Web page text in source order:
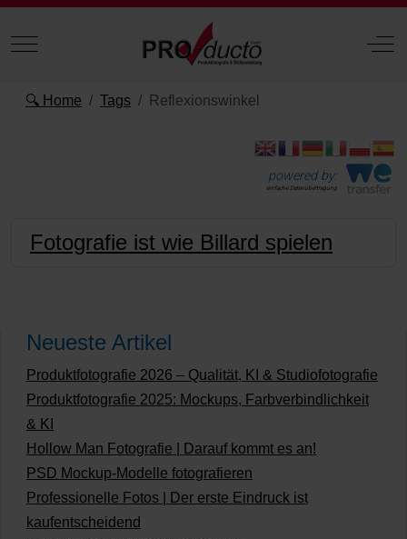
Mobile Menu Toggle Off-
🔍 Home Tags Reflexionswinkel
powered by:
einfache Datenübertragung
Fotografie ist wie Billard spielen
Neueste Artikel
Produktfotografie 2026 – Qualität, KI & Studiofotografie
Produktfotografie 2025: Mockups, Farbverbindlichkeit
& KI
Hollow Man Fotografie | Darauf kommt es an!
PSD Mockup-Modelle fotografieren
Professionelle Fotos | Der erste Eindruck ist
kaufentscheidend